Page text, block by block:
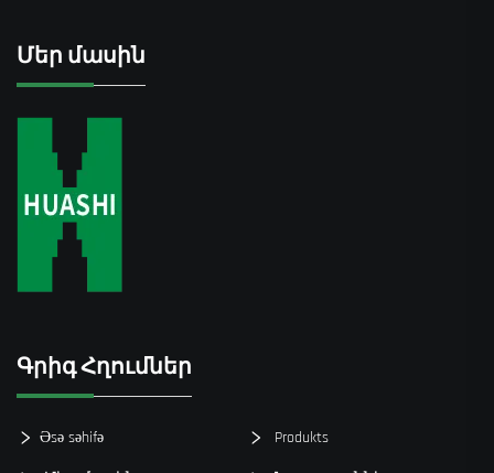
Մեր մասին
Գրիգ Հղումներ
Əsə səhifə Produkts